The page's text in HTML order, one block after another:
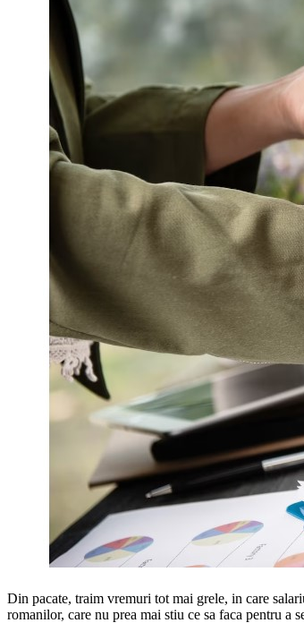
Din pacate, traim vremuri tot mai grele, in care
romanilor, care nu prea mai stiu ce sa faca pentru a